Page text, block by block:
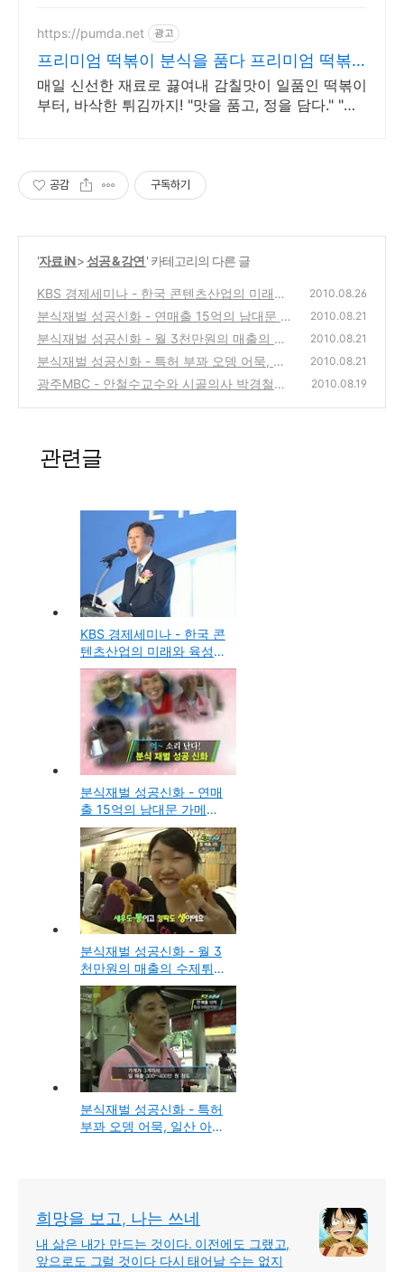
https://pumda.net 광고
프리미엄 떡볶이 분식을 품다 프리미엄 떡볶
이 분식을 품다
매일 신선한 재료로 끓여내 감칠맛이 일품인 떡볶이
부터, 바삭한 튀김까지! "맛을 품고, 정을 담다." "분
공감 구독하기
'자료 iN>성공 & 강연' 카테고리의 다른 글
KBS 경제세미나 - 한국 콘텐츠산업의 미래와
육성전략, 이재웅 한국콘텐츠진흥원 원장
(0)
2010.08.26
분식재벌 성공신화 - 연매출 15억의 남대문 가
메골 손왕만두, 권오기 사장
(0)
2010.08.21
분식재벌 성공신화 - 월 3천만원의 매출의 수
제튀김 미미네, 정은아 사장
(0)
2010.08.21
분식재벌 성공신화 - 특허 부꽈 오뎅 어묵, 일
산 아하 떡볶이의 김성식 사장
(0)
2010.08.21
광주MBC - 안철수교수와 시골의사 박경철의
2010.08.19
관련글
KBS 경제세미나 - 한국 콘
텐츠산업의 미래와 육성전
략, 이재웅 한국콘텐츠진
흥원 원장
분식재벌 성공신화 - 연매
출 15억의 남대문 가메골
손왕만두, 권오기 사장
분식재벌 성공신화 - 월 3
천만원의 매출의 수제튀김
미미네, 정은아 사장
분식재벌 성공신화 - 특허
부꽈 오뎅 어묵, 일산 아하
희망을 보고, 나는 쓰네
내 삶은 내가 만드는 것이다. 이전에도 그랬고,
앞으로도 그럴 것이다 다시 태어날 수는 없지